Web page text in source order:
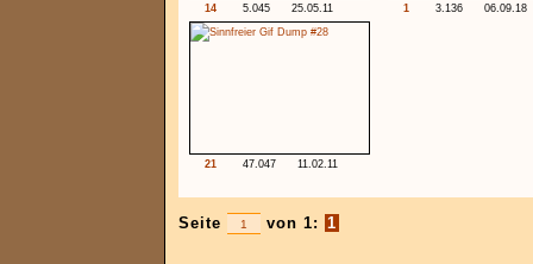
14 5.045 25.05.11 1 3.136 06.09.18
21 47.047 11.02.11
Seite von 1: 1